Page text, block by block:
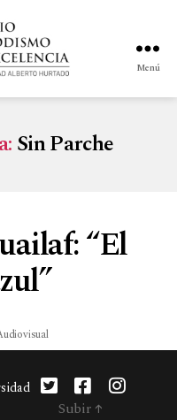
Menú
Sin Parche
“El
Subir ↑